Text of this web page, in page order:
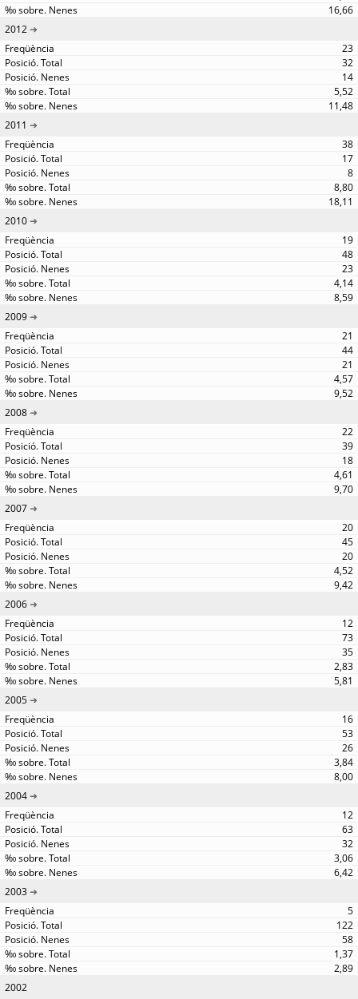
16,66
2012
23
32
14
5,52
11,48
2011
38
17
8
8,80
18,11
2010
19
48
23
4,14
8,59
2009
21
44
21
4,57
9,52
2008
22
39
18
4,61
9,70
2007
20
45
20
4,52
9,42
2006
12
73
35
2,83
5,81
2005
16
53
26
3,84
8,00
2004
12
63
32
3,06
6,42
2003
5
122
58
1,37
2,89
2002